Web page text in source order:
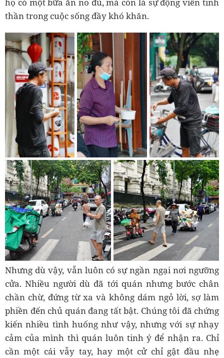
họ có một bữa ăn no đủ, mà còn là sự động viên tinh
thần trong cuộc sống đầy khó khăn.
Nhưng dù vậy, vẫn luôn có sự ngần ngại nơi ngưỡng
cửa. Nhiều người dù đã tới quán nhưng bước chân
chần chừ, đứng từ xa và không dám ngỏ lời, sợ làm
phiền đến chủ quán đang tất bật. Chúng tôi đã chứng
kiến nhiều tình huống như vậy, nhưng với sự nhạy
cảm của mình thì quán luôn tinh ý để nhận ra. Chỉ
cần một cái vẫy tay, hay một cử chỉ gật đầu nhẹ